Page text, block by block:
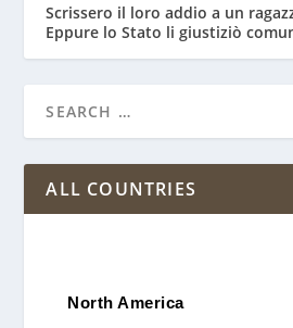
Scrissero il loro addio a un
Eppure lo Stato li giustiziò
ALL COUNTRIES
North America